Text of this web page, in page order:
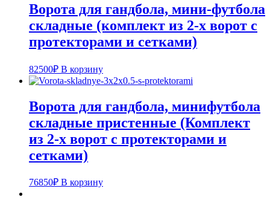
Ворота для гандбола, мини-футбола
складные (комплект из 2-х ворот с
протекторами и сетками)
82500₽ В корзину
Ворота для гандбола, минифутбола
складные пристенные (Комплект
из 2-х ворот с протекторами и
сетками)
76850₽ В корзину